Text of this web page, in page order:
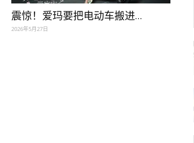
震惊！爱玛要把电动车搬进...
2026年5月27日